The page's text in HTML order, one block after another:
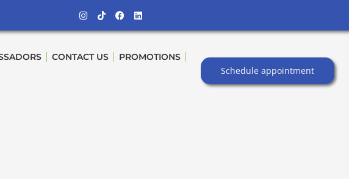
Instagram
TiktokFacebook
Linkedin
CONTACT US PROMOTIONS
Schedule appointment